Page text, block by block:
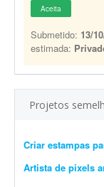
Aceita
Submetido: 13/
estimada:
Projetos
Criar estampas
Artista de pixels